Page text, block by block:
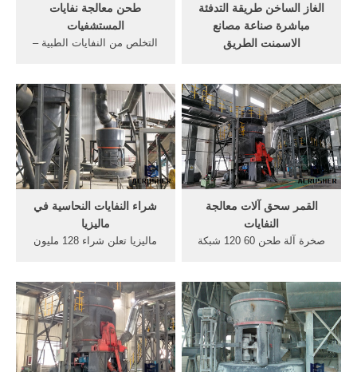
طحن معالجة نفايات
المستشفيات
التخلص من النفايات الطبية –
بشأن معالجة النفايات المعدية؟
تصنيف النفايات الطبيةتقنيات
معالجة النفايات الطبية المعدية
والتخلص منهاما هو الغرض من
إدارة نفايات ...
الغاز الساخن طريقة التدفئة
مباشرة صناعة مصانع
الاسمنت الطريق
2011 · الجافة, و بطول جوانب
الطريق و في المناطق السكنية
التوزيع يُوجَد خلال أوروبا, آسيا
و شمال أفريقيا حيث ينمو على
تشكيلة من الترب, الصخور,
جذوع الشجرة.
شراء النفايات النحاسية في
ماليزيا
ماليزيا تعلن شراء 128 مليون
من لقاح فايزر ضد كورونا
وكالات الجمعة 2020/11/27
06:34 م بتوقيت أبوظبي شعار
ش
القمر سحق آلات معالجة
النفايات
صخرة آلة طحن 60 120 شبكة
القمامة و معالجة النفايات
من,خطة عملية أكثر,آلات
سحق, من النفايات,استشارة
الصيدلي الخاص بك او التخلص
من النفايات. ...